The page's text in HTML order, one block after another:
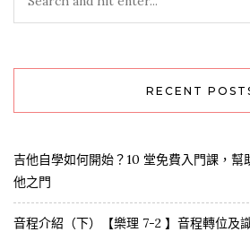
RECENT
吉他自學如何開始？10 堂免費入門課，幫
他之門
音程介紹（下）【樂理 7-2 】音程轉位及